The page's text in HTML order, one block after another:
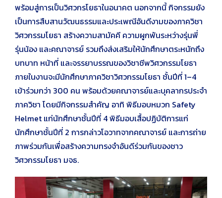
พร้อมสู่การเป็นวิศวกรโยธาในอนาคต นอกจากนี้ กิจกรรมยัง
เป็นการสืบสานวัฒนธรรมและประเพณีอันดีงามของภาควิชา
วิศวกรรมโยธา สร้างความสามัคคี ความผูกพันระหว่างรุ่นพี่
รุ่นน้อง และคณาจารย์ รวมถึงส่งเสริมให้นักศึกษาตระหนักถึง
บทบาท หน้าที่ และจรรยาบรรณของวิชาชีพวิศวกรรมโยธา
ภายในงานจะมีนักศึกษาภาควิชาวิศวกรรมโยธา ชั้นปีที่ 1–4
เข้าร่วมกว่า 300 คน พร้อมด้วยคณาจารย์และบุคลากรประจำ
ภาควิชา โดยมีกิจกรรมสำคัญ อาทิ พิธีมอบหมวก Safety
Helmet แก่นักศึกษาชั้นปีที่ 4 พิธีมอบเสื้อปฏิบัติการแก่
นักศึกษาชั้นปีที่ 2 การกล่าวโอวาทจากคณาจารย์ และการถ่าย
ภาพร่วมกันเพื่อสร้างความทรงจำอันดีร่วมกันของชาว
วิศวกรรมโยธา มจธ.